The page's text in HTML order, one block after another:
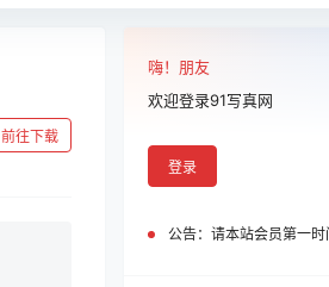
前往下载
嗨！朋友
欢迎登录91写真网
登录
公告： 请本站会员第一时间 进入会员中